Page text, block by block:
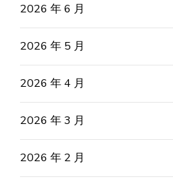
2026 年 6 月
2026 年 5 月
2026 年 4 月
2026 年 3 月
2026 年 2 月